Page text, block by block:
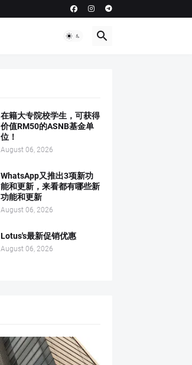
在籍大专院校学生，可获得
价值RM50的ASNB基金单
位！
August 06, 2026
WhatsApp又推出3项新功
能和更新，来看都有哪些新
功能和更新
August 06, 2026
Lotus's最新促销优惠
August 06, 2026